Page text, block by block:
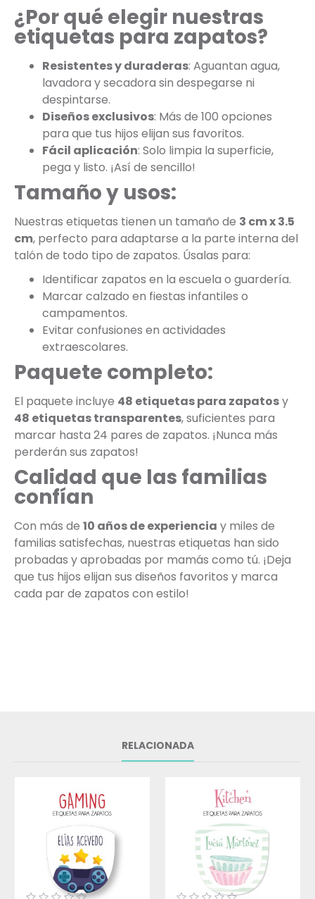
¿Por qué elegir nuestras
etiquetas para zapatos?
Resistentes y duraderas: Aguantan agua,
lavadora y secadora sin despegarse ni
despintarse.
Diseños exclusivos: Más de 100 opciones
para que tus hijos elijan sus favoritos.
Fácil aplicación: Solo limpia la superficie,
pega y listo. ¡Así de sencillo!
Tamaño y usos:
Nuestras etiquetas tienen un tamaño de 3 cm x 3.5
cm, perfecto para adaptarse a la parte interna del
talón de todo tipo de zapatos. Úsalas para:
Identificar zapatos en la escuela o guardería.
Marcar calzado en fiestas infantiles o
campamentos.
Evitar confusiones en actividades
extraescolares.
Paquete completo:
El paquete incluye 48 etiquetas para zapatosy
48 etiquetas transparentes, suficientes para
marcar hasta 24 pares de zapatos. ¡Nunca más
perderán sus zapatos!
Calidad que las familias
confían
Con más de 10 años de experiencia y miles de
familias satisfechas, nuestras etiquetas han sido
probadas y aprobadas por mamás como tú. ¡Deja
que tus hijos elijan sus diseños favoritos y marca
cada par de zapatos con estilo!
RELACIONADA